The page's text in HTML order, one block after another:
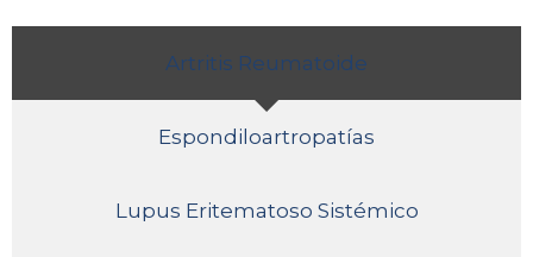
Artritis Reumatoide
Espondiloartropatías
Lupus Eritematoso Sistémico